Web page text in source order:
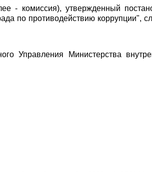
- комиссия), утвержденный
по противодействию коррупции",
Управления Министерства